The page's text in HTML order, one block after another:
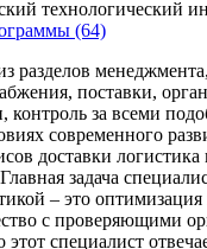
(64)
разделов
поставки,
контроль за всеми
современного
доставки логистика
задача
– это
с проверяющими
специалист